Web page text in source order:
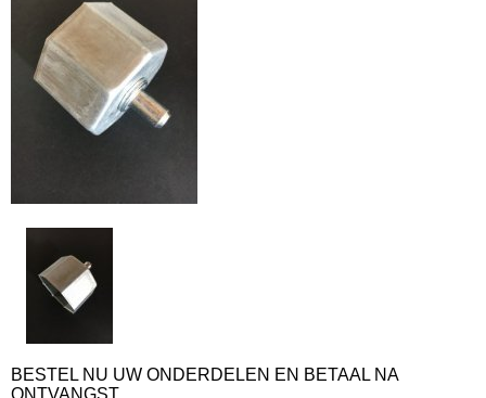
BESTEL NU UW ONDERDELEN EN BETAAL NA
ONTVANGST